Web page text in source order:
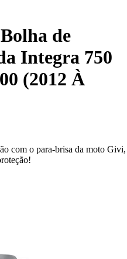
Bolha de
Integra 750
(2012 À
com o para-brisa da moto Givi,